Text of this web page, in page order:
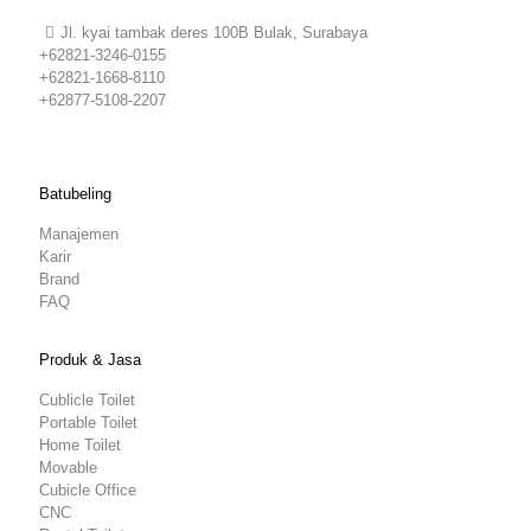
Jl. kyai tambak deres 100B Bulak, Surabaya
+62821-3246-0155
+62821-1668-8110
+62877-5108-2207
Batubeling
Manajemen
Karir
Brand
FAQ
Produk & Jasa
Cublicle Toilet
Portable Toilet
Home Toilet
Movable
Cubicle Office
CNC